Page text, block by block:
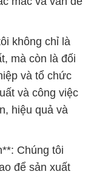
không chỉ là
mà còn là đối
và tổ chức
và công việc
hiệu quả và
Chúng tôi
để sản xuất